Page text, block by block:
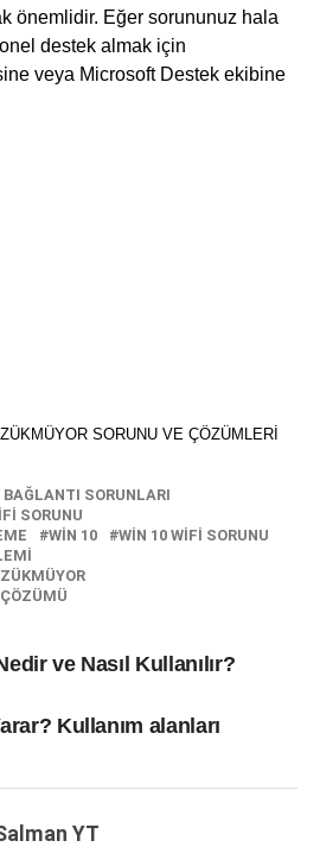
önemlidir. Eğer sorununuz hala
destek almak için
veya Microsoft Destek ekibine
SORUNU VE ÇÖZÜMLERI
BAĞLANTI SORUNLARI
SORUNU
WIN 10
WIN 10 WIFI SORUNU
ve Nasıl Kullanılır?
Kullanım alanları
YT